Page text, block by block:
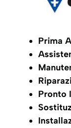
Prima
Pronto